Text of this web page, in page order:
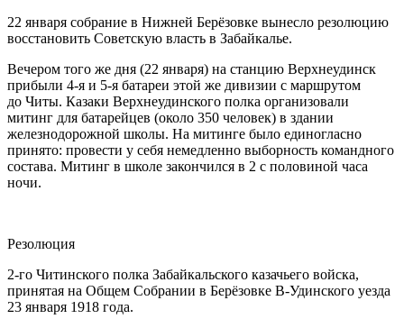
22 января собрание в Нижней Берёзовке вынесло резолюцию
восстановить Советскую власть в Забайкалье.
Вечером того же дня (22 января) на станцию Верхнеудинск
прибыли 4-я и 5-я батареи этой же дивизии с маршрутом
до Читы. Казаки Верхнеудинского полка организовали
митинг для батарейцев (около 350 человек) в здании
железнодорожной школы. На митинге было единогласно
принято: провести у себя немедленно выборность командного
состава. Митинг в школе закончился в 2 с половиной часа
ночи.
Резолюция
2-го Читинского полка Забайкальского казачьего войска,
принятая на Общем Собрании в Берёзовке В-Удинского уезда
23 января 1918 года.